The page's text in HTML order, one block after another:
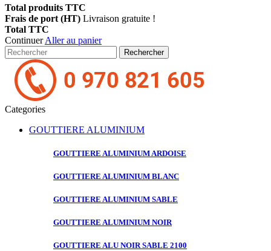
Total produits TTC
Frais de port (HT) Livraison gratuite !
Total TTC
ContinuerAller au panier
Rechercher
Categories
GOUTTIERE ALUMINIUM
GOUTTIERE ALUMINIUM ARDOISE
GOUTTIERE ALUMINIUM BLANC
GOUTTIERE ALUMINIUM SABLE
GOUTTIERE ALUMINIUM NOIR
GOUTTIERE ALU NOIR SABLE 2100